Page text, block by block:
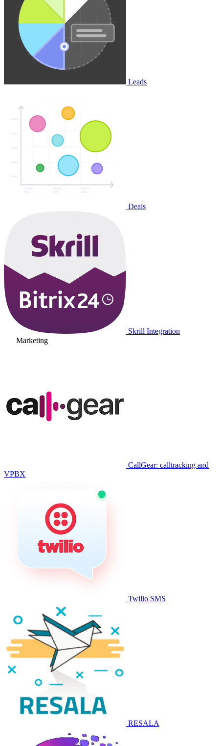
Leads
Deals
Skrill Integration
Marketing
CallGear: calltracking and
VPBX
Twilio SMS
RESALA